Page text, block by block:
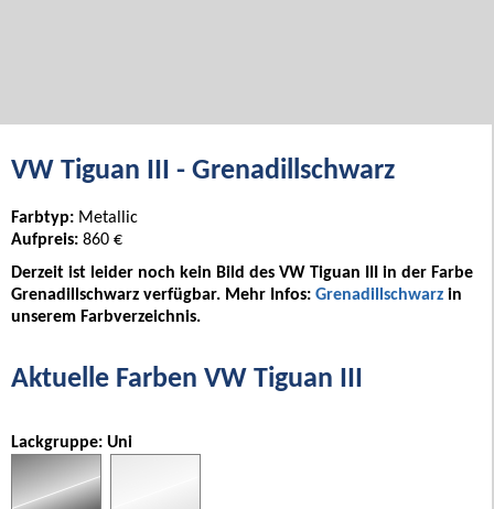
VW Tiguan III - Grenadillschwarz
Farbtyp: Metallic
Aufpreis: 860 €
Derzeit ist leider noch kein Bild des VW Tiguan III in der Farbe
Grenadillschwarz verfügbar. Mehr Infos: Grenadillschwarz in
unserem Farbverzeichnis.
Aktuelle Farben VW Tiguan III
Lackgruppe: Uni